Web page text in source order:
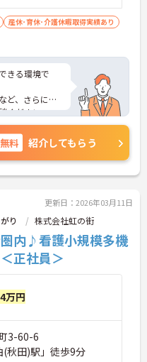
産休･育休･介護休暇取得実績あり
きる環境で
ど、さらに詳
ください
無料 紹介してもらう
更新日：2026年03月11日
り 株式会社虹の街
圏内♪看護小規模多機
正社員＞
万円
3-60-6
(秋田)駅」徒歩9分